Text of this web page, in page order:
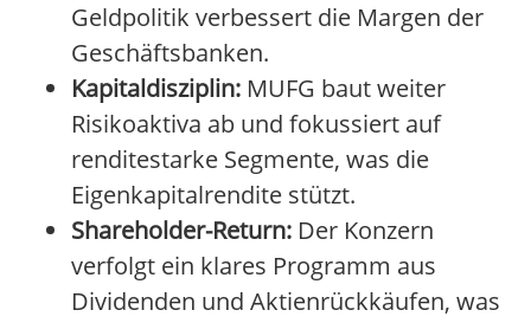
Geldpolitik verbessert die Margen der
Geschäftsbanken.
Kapitaldisziplin: MUFG baut weiter
Risikoaktiva ab und fokussiert auf
renditestarke Segmente, was die
Eigenkapitalrendite stützt.
Shareholder-Return: Der Konzern
verfolgt ein klares Programm aus
Dividenden und Aktienrückkäufen, was